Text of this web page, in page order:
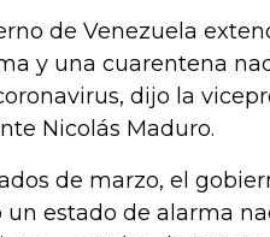
de Venezuela
y una cuarentena
dijo la
Nicolás Maduro.
de marzo, el
un estado de alarma